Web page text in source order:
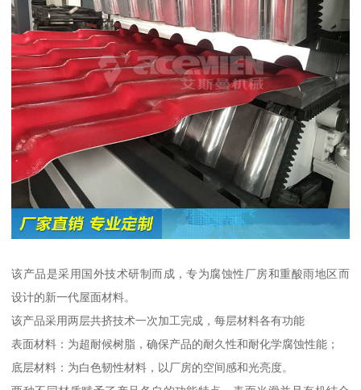
该产品是采用国外技术研制而成，专为腐蚀性厂房和重酸雨地区而
设计的新一代屋面材料。
该产品采用两层共挤技术一次加工完成，每层材料各有功能
表面材料：为超耐候树脂，确保产品的耐久性和耐化学腐蚀性能；
底层材料：为白色韧性材料，以厂房的空间感和光亮度。